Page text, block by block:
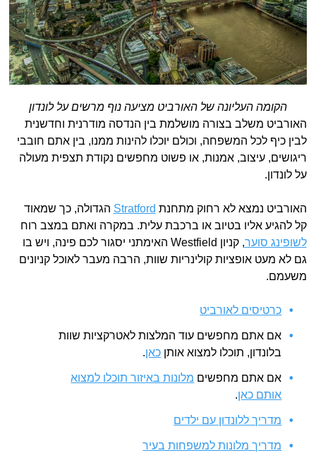
הקומה העליונה של האורביט מציעה נוף מרשים על לונדון
האורביט משלב בצורה מושלמת בין הנדסה מודרנית וחדשנית
לבין כיף לכל המשפחה, וכולם יוכלו להינות ממנו, בין אתם חובבי
ריגושים, עיצוב, אמנות, או פשוט מחפשים נקודת תצפית מעולה
על לונדון.
האורביט נמצא לא רחוק מתחנת Stratford הגדולה, כך שמאוד
קל להגיע אליו בטיוב או ברכבת עלית. במקרה ואתם במצב רוח
לשופינג סוער
, קניון Westfield האימתני יסגור לכם פינה, ויש בו
גם לא מעט אופציות קולינריות שוות, הרבה מעבר לאוכל קניונים
משעמם.
כרטיסים לאורביט
אם אתם מחפשים עוד המלצות לאטרקציות שוות
בלונדון, תוכלו למצוא אותן כאן.
אם אתם מחפשים מלונות באיזור תוכלו למצוא
אותם כאן.
מדריך ללונדון עם ילדים
מדריך מלונות למשפחות בעיר